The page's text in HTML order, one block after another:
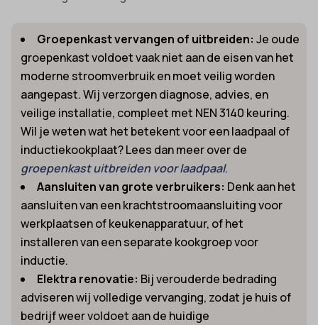
Groepenkast vervangen of uitbreiden: Je oude
groepenkast voldoet vaak niet aan de eisen van het
moderne stroomverbruik en moet veilig worden
aangepast. Wij verzorgen diagnose, advies, en
veilige installatie, compleet met NEN 3140 keuring.
Wil je weten wat het betekent voor een laadpaal of
inductiekookplaat? Lees dan meer over de
groepenkast uitbreiden voor laadpaal.
Aansluiten van grote verbruikers: Denk aan het
aansluiten van een krachtstroomaansluiting voor
werkplaatsen of keukenapparatuur, of het
installeren van een separate kookgroep voor
inductie.
Elektra renovatie: Bij verouderde bedrading
adviseren wij volledige vervanging, zodat je huis of
bedrijf weer voldoet aan de huidige